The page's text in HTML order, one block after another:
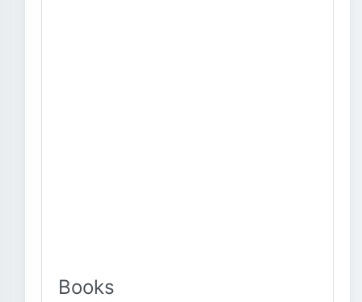
Books